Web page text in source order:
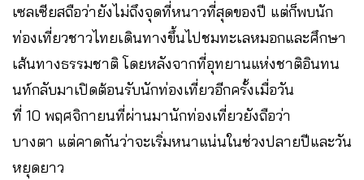
เซลเซียสถือว่ายังไม่ถึงจุดที่หนาวที่สุดของปี​ แต่ก็พบนัก
ท่องเที่ยวชาวไทยเดินทางขึ้นไปชมทะเลหมอกและ​ศึกษา
เส้นทางธรรมชาติ โดยหลังจากที่อุทยานแห่งชาติอินทน
นท์กลับมาเปิดต้อนรับนักท่องเที่ยวอีกครั้งเมื่อวัน
ที่ 10 พฤศจิกายนที่ผ่านมานักท่องเที่ยวยังถือว่า
บางตา แต่คาดกันว่าจะเริ่มหนาแน่นในช่วงปลายปีและวัน
หยุดยาว​